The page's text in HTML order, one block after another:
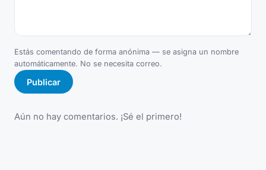
Estás comentando de forma anónima — se asigna un nombre
automáticamente. No se necesita correo.
Publicar
Aún no hay comentarios. ¡Sé el primero!